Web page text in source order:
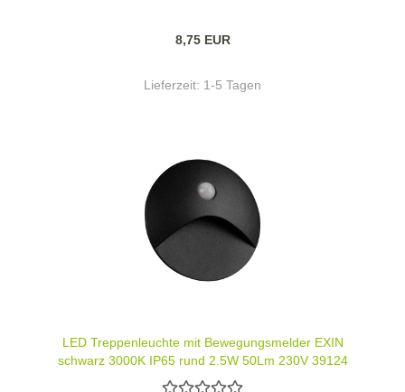
8,75 EUR
Lieferzeit: 1-5 Tagen
LED Treppenleuchte mit Bewegungsmelder EXIN
schwarz 3000K IP65 rund 2,5W 50Lm 230V 39124